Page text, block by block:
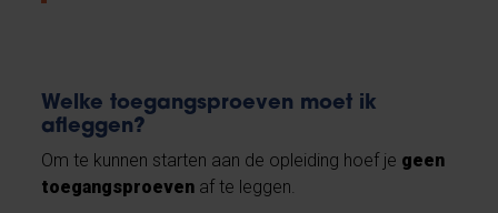
Welke toegangsproeven moet ik
afleggen?
Om te kunnen starten aan de opleiding hoef je geen
toegangsproeven af te leggen.